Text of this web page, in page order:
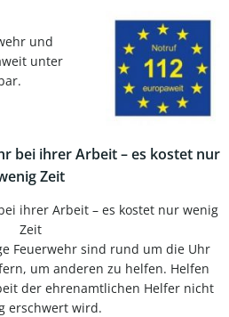
und
unter
bei ihrer Arbeit – es kostet nur
Zeit
ihrer Arbeit – es kostet nur wenig
Zeit
Feuerwehr sind rund um die Uhr
um anderen zu helfen. Helfen
der ehrenamtlichen Helfer nicht
erschwert wird.